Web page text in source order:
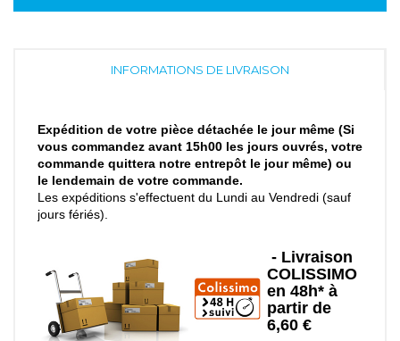
INFORMATIONS DE LIVRAISON